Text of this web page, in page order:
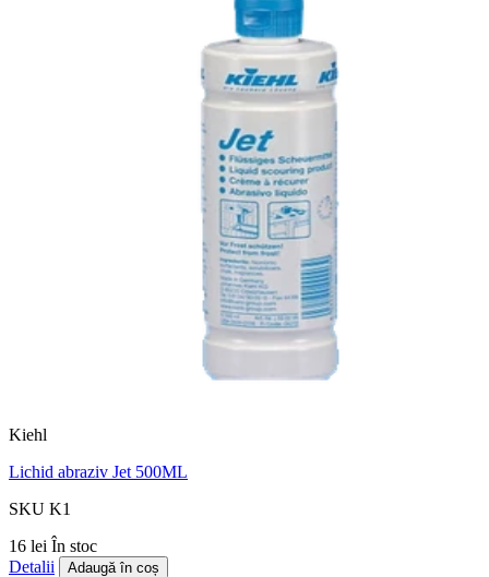
Kiehl
Lichid abraziv Jet 500ML
SKU K1
16 lei În stoc
Detalii
Adaugă în coș